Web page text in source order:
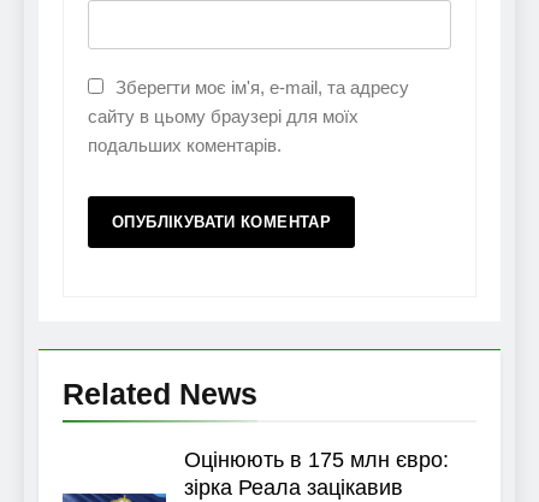
Зберегти моє ім'я, e-mail, та адресу
сайту в цьому браузері для моїх
подальших коментарів.
Related News
Оцінюють в 175 млн євро:
зірка Реала зацікавив